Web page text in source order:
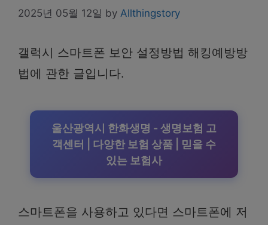
2025년 05월 12일 by Allthingstory
갤럭시 스마트폰 보안 설정방법 해킹예방방
법에 관한 글입니다.
울산광역시 한화생명 - 생명보험 고
객센터 | 다양한 보험 상품 | 믿을 수
있는 보험사
스마트폰을 사용하고 있다면 스마트폰에 저